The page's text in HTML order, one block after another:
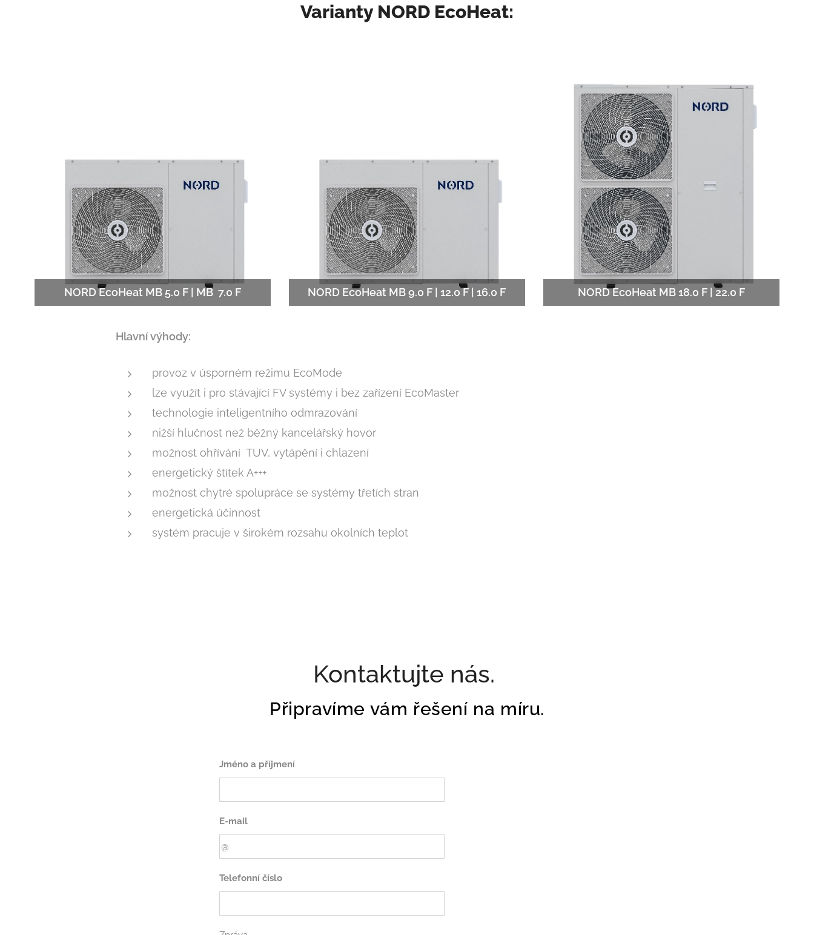
Varianty NORD EcoHeat:
NORD EcoHeat MB 5.0 F | MB 7.0 F NORD EcoHeat MB 9.0 F | 12.0 F | 16.0 F NORD EcoHeat MB 18.0 F | 22.0 F
Hlavní výhody:
provoz v úsporném režimu EcoMode
lze využít i pro stávající FV systémy i bez zařízení EcoMaster
technologie inteligentního odmrazování
nižší hlučnost než běžný kancelářský hovor
možnost ohřívání TUV, vytápění i chlazení
energetický štítek A+++
možnost chytré spolupráce se systémy třetích stran
energetická účinnost
systém pracuje v širokém rozsahu okolních teplot
Kontaktujte nás.
Připravíme vám řešení na míru.
Jméno a příjmení
E-mail
Telefonní číslo